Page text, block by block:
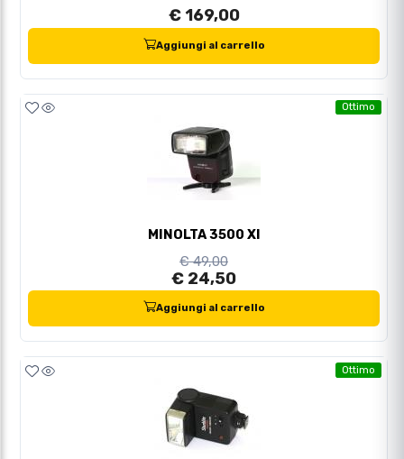
€ 169,00
Aggiungi al carrello
Ottimo
MINOLTA 3500 XI
€ 49,00
€ 24,50
Aggiungi al carrello
Ottimo